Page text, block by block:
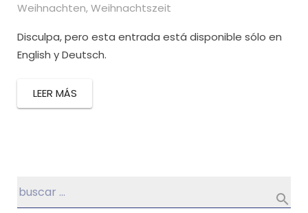
Weihnachten,Weihnachtszeit
Disculpa, pero esta entrada está disponible sólo en
English y Deutsch.
LEER MÁS